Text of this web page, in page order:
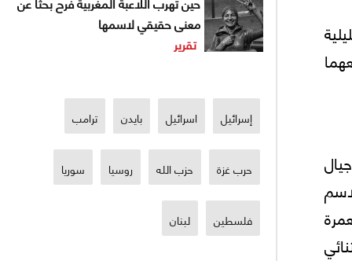
نسمة)، ومليلية
معنى حقيقي لاسمها
تقرير
إسرائيل اسرائيل بايدن ترامب
حرب غزة حزب الله روسيا سوريا
فلسطين لبنان